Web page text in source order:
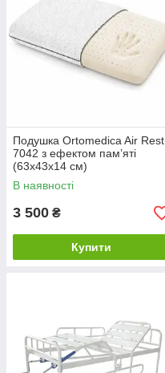
Подушка Ortomedica Air Rest
7042 з ефектом пам’яті
(63х43х14 см)
В наявності
3 500 ₴
Купити